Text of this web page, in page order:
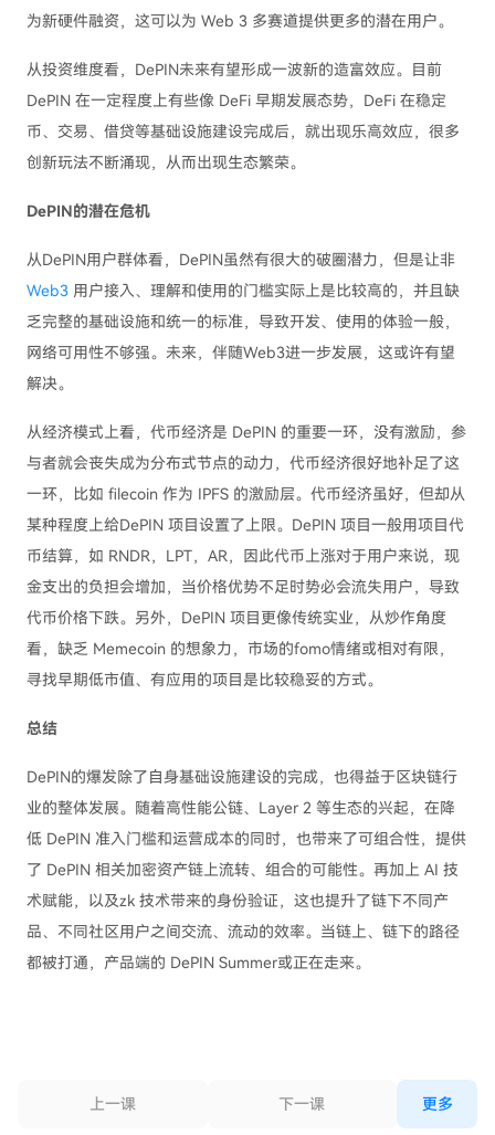
为新硬件融资，这可以为 Web 3 多赛道提供更多的潜在用户。
从投资维度看，DePIN未来有望形成一波新的造富效应。目前
DePIN 在一定程度上有些像 DeFi 早期发展态势，DeFi 在稳定
币、交易、借贷等基础设施建设完成后，就出现乐高效应，很多
创新玩法不断涌现，从而出现生态繁荣。
DePIN的潜在危机
从DePIN用户群体看，DePIN虽然有很大的破圈潜力，但是让非
Web3 用户接入、理解和使用的门槛实际上是比较高的，并且缺
乏完整的基础设施和统一的标准，导致开发、使用的体验一般，
网络可用性不够强。未来，伴随Web3进一步发展，这或许有望
解决。
从经济模式上看，代币经济是 DePIN 的重要一环，没有激励，参
与者就会丧失成为分布式节点的动力，代币经济很好地补足了这
一环，比如 filecoin 作为 IPFS 的激励层。代币经济虽好，但却从
某种程度上给DePIN 项目设置了上限。DePIN 项目一般用项目代
币结算，如 RNDR，LPT，AR，因此代币上涨对于用户来说，现
金支出的负担会增加，当价格优势不足时势必会流失用户，导致
代币价格下跌。另外，DePIN 项目更像传统实业，从炒作角度
看，缺乏 Memecoin 的想象力，市场的fomo情绪或相对有限，
寻找早期低市值、有应用的项目是比较稳妥的方式。
总结
DePIN的爆发除了自身基础设施建设的完成，也得益于区块链行
业的整体发展。随着高性能公链、Layer 2 等生态的兴起，在降
低 DePIN 准入门槛和运营成本的同时，也带来了可组合性，提供
了 DePIN 相关加密资产链上流转、组合的可能性。再加上 AI 技
术赋能，以及zk 技术带来的身份验证，这也提升了链下不同产
品、不同社区用户之间交流、流动的效率。当链上、链下的路径
都被打通，产品端的 DePIN Summer或正在走来。
上一课 下一课 更多